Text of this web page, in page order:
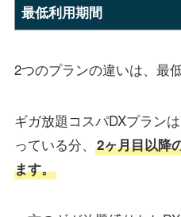
最低利用期間
2つのプランの違いは、最
ギガ放題コスパDXプランは
っている分、
2ヶ月目以降
ます。